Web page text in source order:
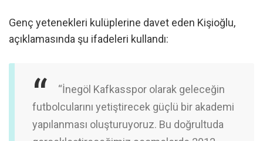
Genç yetenekleri kulüplerine davet eden Kişioğlu,
açıklamasında şu ifadeleri kullandı:
“İnegöl Kafkasspor olarak geleceğin
futbolcularını yetiştirecek güçlü bir akademi
yapılanması oluşturuyoruz. Bu doğrultuda